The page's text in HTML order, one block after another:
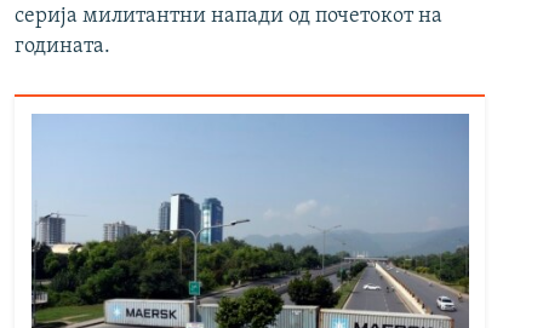
серија милитантни напади од почетокот на
годината.